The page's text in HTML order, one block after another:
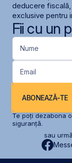
deducere
exclusive pentru
Fii cu un
Nume
Email
ABONEAZĂ-TE
Te poți dezabona
siguranță.
sau